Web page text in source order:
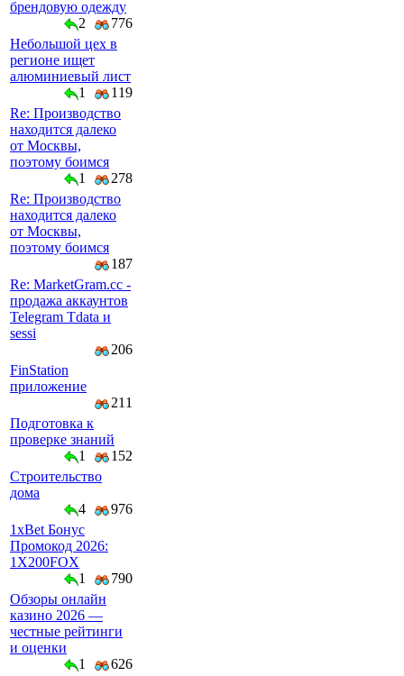
брендовую одежду
2
776
Небольшой цех в
регионе ищет
алюминиевый лист
1
119
Re: Производство
находится далеко
от Москвы,
поэтому боимся
1
278
Re: Производство
находится далеко
от Москвы,
поэтому боимся
187
Re: MarketGram.cc -
продажа аккаунтов
Telegram Tdata и
sessi
206
FinStation
приложение
211
Подготовка к
проверке знаний
1
152
Строительство
дома
4
976
1xBet Бонус
Промокод 2026:
1X200FOX
1
790
Обзоры онлайн
казино 2026 —
честные рейтинги
и оценки
1
626